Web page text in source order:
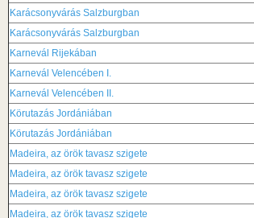
Karácsonyvárás Salzburgban
Karácsonyvárás Salzburgban
Karnevál Rijekában
Karnevál Velencében I.
Karnevál Velencében II.
Körutazás Jordániában
Körutazás Jordániában
Madeira, az örök tavasz szigete
Madeira, az örök tavasz szigete
Madeira, az örök tavasz szigete
Madeira, az örök tavasz szigete